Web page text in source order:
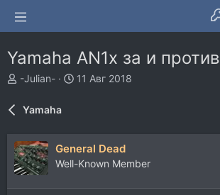
Yamaha AN1x за и против
А
т
р
т
е
м
-Julian-
Д
н
а
ч
11 Авг 2018
Yamaha
General Dead
Well-Known Member